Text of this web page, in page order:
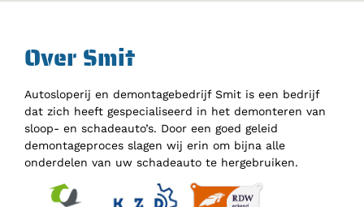
Over Smit
Autosloperij en demontagebedrijf Smit is een bedrijf
dat zich heeft gespecialiseerd in het demonteren van
sloop- en schadeauto’s. Door een goed geleid
demontageproces slagen wij erin om bijna alle
onderdelen van uw schadeauto te hergebruiken.